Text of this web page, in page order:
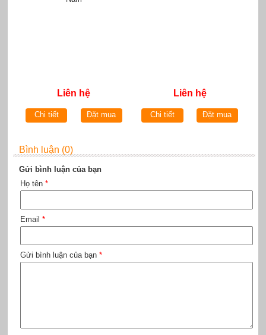
Liên hệ
Chi tiết Đặt mua
Liên hệ
Chi tiết Đặt mua
Bình luận (0)
Gửi bình luận của bạn
Họ tên *
Email *
Gửi bình luận của bạn *